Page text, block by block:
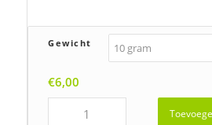
€84,00
Gewicht
€6,00